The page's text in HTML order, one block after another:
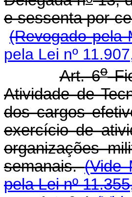
e sessenta por
(Revogado pela
pela Lei nº
Art. 6o
Atividade de
dos cargos
exercício de
organizações
semanais.(Vide
pela Lei nº